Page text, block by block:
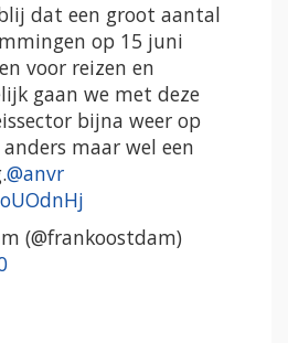
dat een groot aantal
op 15 juni
voor reizen en
gaan we met deze
bijna weer op
maar wel een
@anvr
(@frankoostdam)